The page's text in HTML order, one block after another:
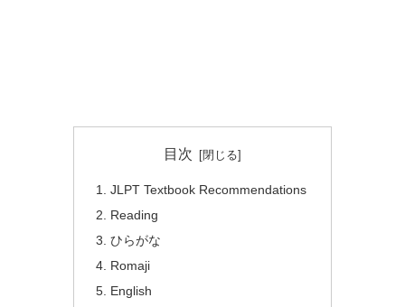
目次
JLPT Textbook Recommendations
Reading
ひらがな
Romaji
English